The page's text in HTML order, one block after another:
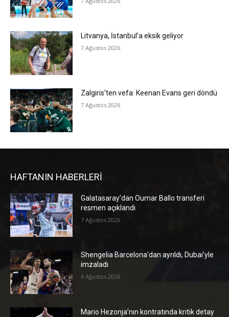
Litvanya, İstanbul’a eksik geliyor
7 Ağustos 2026
Zalgiris’ten vefa: Keenan Evans geri döndü
7 Ağustos 2026
HAFTANIN HABERLERİ
Galatasaray’dan Oumar Ballo transferi
resmen açıklandı
7 Ağustos 2026
Shengelia Barcelona’dan ayrıldı, Dubai’yle
imzaladı
6 Ağustos 2026
Mario Hezonja’nın kontratında kritik detay